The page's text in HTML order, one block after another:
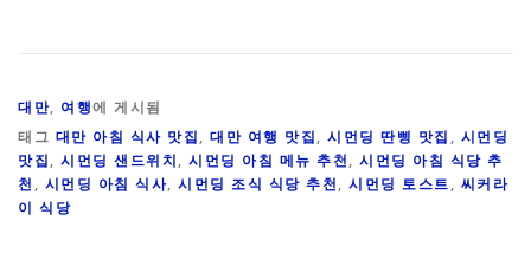
대만, 여행에 게시됨
태그 대만 아침 식사 맛집, 대만 여행 맛집, 시먼딩 딴삥 맛집 , 시먼딩
맛집, 시먼딩 샌드위치, 시먼딩 아침 메뉴 추천, 시먼딩 아침 식당 추
천 , 시먼딩 아침 식사, 시먼딩 조식 식당 추천, 시먼딩 토스트, 씨커라
이 식당